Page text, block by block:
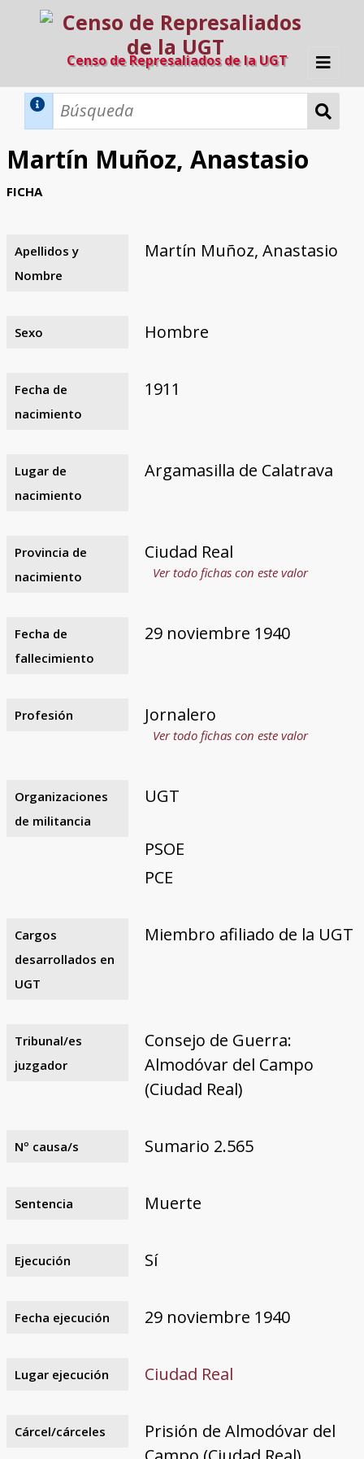
Censo de Represaliados de la UGT
Inicio
Búsqueda Dinámica
Búsqueda Avanzada
Razones y objetivos
El equipo
Colaboradores
Fuentes documentales
Martín Muñoz, Anastasio
FICHA
Apellidos y
Nombre
Martín Muñoz, Anastasio
Sexo Hombre
Fecha de
nacimiento
1911
Lugar de
nacimiento
Argamasilla de Calatrava
Provincia de
nacimiento
Ciudad Real
Ver todo fichas con este valor
Fecha de
fallecimiento
29 noviembre 1940
Profesión Jornalero
Ver todo fichas con este valor
Organizaciones
de militancia
UGT
PSOE
PCE
Cargos
desarrollados en
UGT
Miembro afiliado de la UGT
Tribunal/es
juzgador
Consejo de Guerra:
Almodóvar del Campo
(Ciudad Real)
Nº causa/s Sumario 2.565
Sentencia Muerte
Ejecución Sí
Fecha ejecución 29 noviembre 1940
Lugar ejecución Ciudad Real
Cárcel/cárceles
Prisión de Almodóvar del